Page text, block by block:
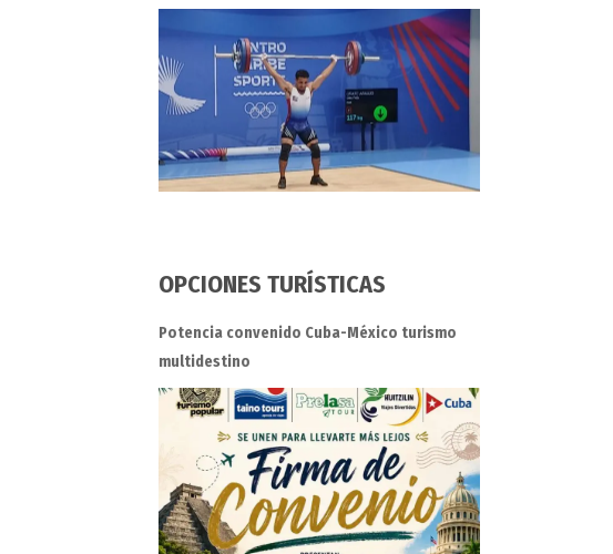
OPCIONES TURÍSTICAS
Potencia convenido Cuba-México turismo
multidestino